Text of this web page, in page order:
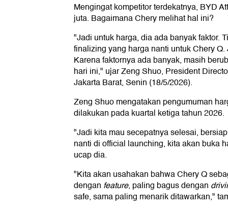
Mengingat kompetitor terdekatnya, BYD
juta. Bagaimana Chery melihat hal ini?
"Jadi untuk harga, dia ada banyak faktor.
finalizing yang harga nanti untuk Chery
Karena faktornya ada banyak, masih
hari ini," ujar Zeng Shuo, President
Jakarta Barat, Senin (18/5/2026).
Zeng Shuo mengatakan pengumuman
dilakukan pada kuartal ketiga tahun 2026.
"Jadi kita mau secepatnya selesai,
nanti di official launching, kita akan buka
ucap dia.
"Kita akan usahakan bahwa Chery Q
dengan feature, paling bagus dengan
safe, sama paling menarik ditawarkan,"